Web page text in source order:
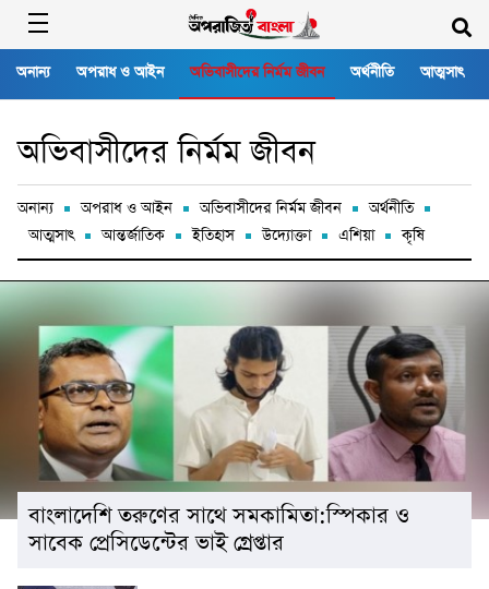
অনান্য অপরাধ ও আইন অভিবাসীদের নির্মম জীবন অর্থনীতি আত্মসাৎ
অভিবাসীদের নির্মম জীবন
অনান্য অপরাধ ও আইন অভিবাসীদের নির্মম জীবন
অর্থনীতি
আত্মসাৎ
আন্তর্জাতিক ইতিহাস উদ্যোক্তা এশিয়া কৃষি
বাংলাদেশি তরুণের সাথে সমকামিতা:স্পিকার ও
সাবেক প্রেসিডেন্টের ভাই গ্রেপ্তার